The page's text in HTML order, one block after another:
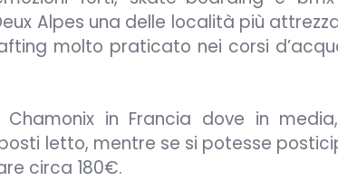
Alpes una delle località più
molto praticato nei corsi
in Francia dove in
letto, mentre se si potesse
circa 180€.